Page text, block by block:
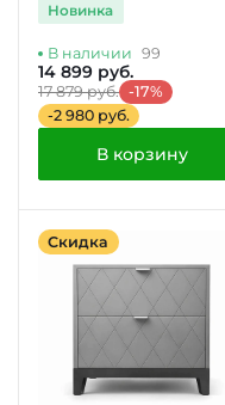
Новинка
В наличии 99
14 899 руб.
17 879 руб. -17%
-2 980 руб.
В корзину
Скидка